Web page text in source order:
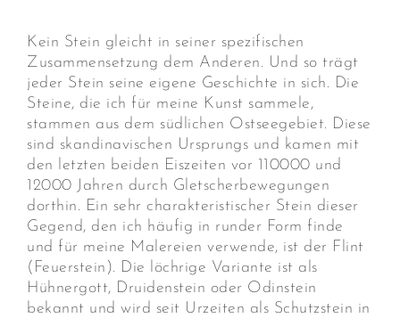
Kein Stein gleicht in seiner spezifischen
Zusammensetzung dem Anderen. Und so trägt
jeder Stein seine eigene Geschichte in sich. Die
Steine, die ich für meine Kunst sammele,
stammen aus dem südlichen Ostseegebiet. Diese
sind skandinavischen Ursprungs und kamen mit
den letzten beiden Eiszeiten vor 110000 und
12000 Jahren durch Gletscherbewegungen
dorthin. Ein sehr charakteristischer Stein dieser
Gegend, den ich häufig in runder Form finde
und für meine Malereien verwende, ist der Flint
(Feuerstein). Die löchrige Variante ist als
Hühnergott, Druidenstein oder Odinstein
bekannt und wird seit Urzeiten als Schutzstein in